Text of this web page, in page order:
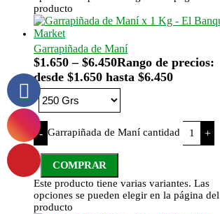
producto
Garrapiñada de Maní
$1.650 – $6.450Rango de precios:
desde $1.650 hasta $6.450
- Garrapiñada de Maní cantidad +
COMPRAR
Este producto tiene varias variantes. Las
opciones se pueden elegir en la página del
producto